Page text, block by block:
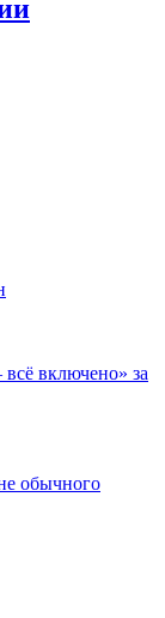
включено» за
обычного